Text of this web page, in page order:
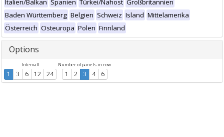
Italien/Balkan Spanien Türkei/Nahost Großbritannien
Baden Württemberg Belgien Schweiz Island Mittelamerika
Österreich Osteuropa Polen Finnland
Options
Intervall
1 3 6 12 24
Number of panels in row
1 2 3 4 6